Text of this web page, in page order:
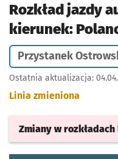
Rozkład jazdy
kierunek:
Przystanek
Ostatnia aktualizacja:
Linia zmieniona
Zmiany w rozkładach